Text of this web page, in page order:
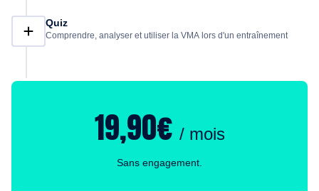
Quiz
Comprendre, analyser et utiliser la VMA lors d'un entraînement
19,90€ / mois
Sans engagement.